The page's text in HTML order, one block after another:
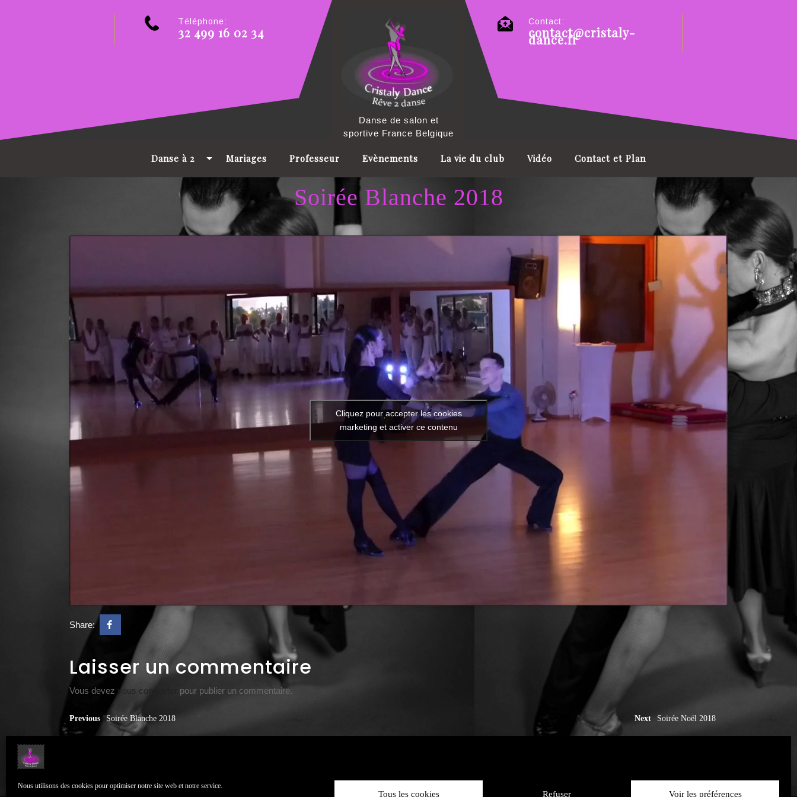
Nous utilisons des cookies pour optimiser notre site web et notre service.
Tous les cookies Refuser Voir les préférences
Téléphone:
32 499 16 02 34
Danse de salon et
sportive France Belgique
Contact:
contact@cristaly-
dance.fr
Danse à 2 Mariages Professeur Evènements La vie du club Vidéo Contact et Plan
Soirée Blanche 2018
Cliquez pour accepter les cookies
marketing et activer ce contenu
Share:
Laisser un commentaire
Vous devez vous connecter pour publier un commentaire.
Previous Soirée Blanche 2018 Next Soirée Noël 2018